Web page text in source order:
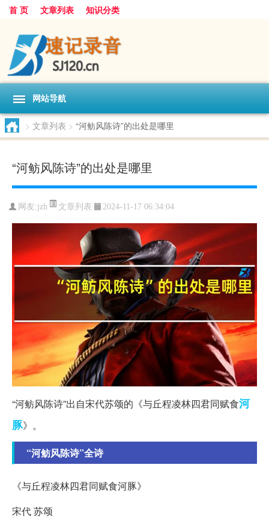
首 页 文章列表 知识分类
网站导航
> 文章列表 > “河鲂风陈诗”的出处是哪里
“河鲂风陈诗”的出处是哪里
网友:jzh 文章列表 2024-11-17 06:34:04
“河鲂风陈诗”出自宋代苏颂的《与丘程凌林四君同赋食河
豚》。
“河鲂风陈诗”全诗
《与丘程凌林四君同赋食河豚》
宋代 苏颂